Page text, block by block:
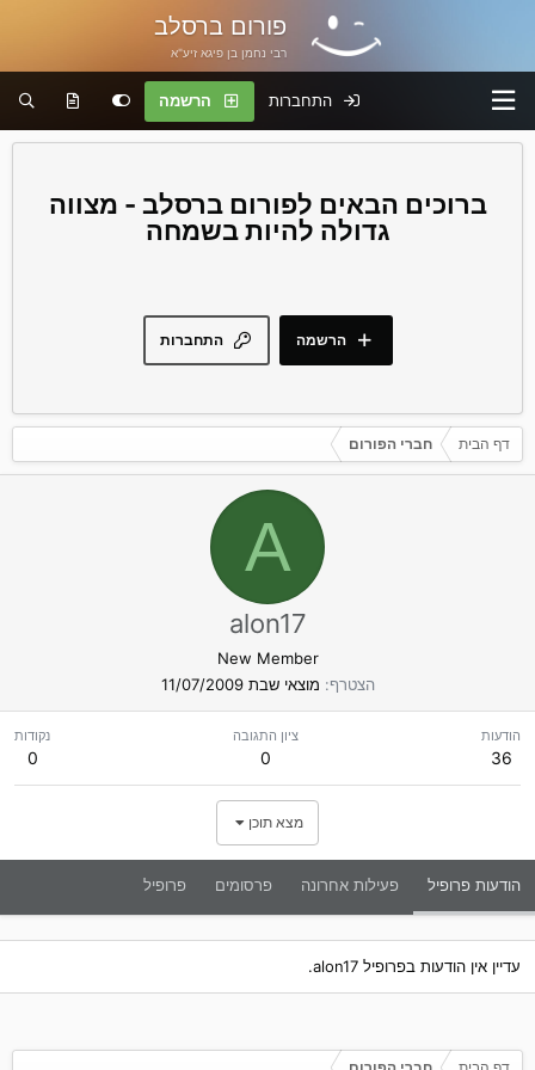
פורום ברסלב
רבי נחמן בן פיגא זיע"א
התחברות הרשמה
פורום ברסלב - מצווה
גדולה להיות בשמחה
התחברות הרשמה
דף הבית חברי הפורום
A
alon17
New Member
הצטרף
מוצאי שבת 11/07/2009
הודעות
36
ציון התגובה
0
נקודות
0
מצא תוכן
הודעות פרופיל פעילות אחרונה פרסומים פרופיל
עדיין אין הודעות בפרופיל alon17.